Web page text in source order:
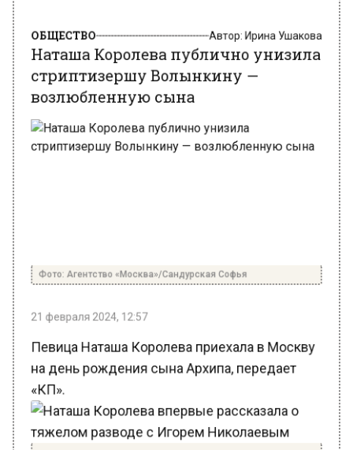
Наташа Королева публично унизила
стриптизершу Волынкину —
возлюбленную сына
на день рождения сына Архипа, передает
«КП».